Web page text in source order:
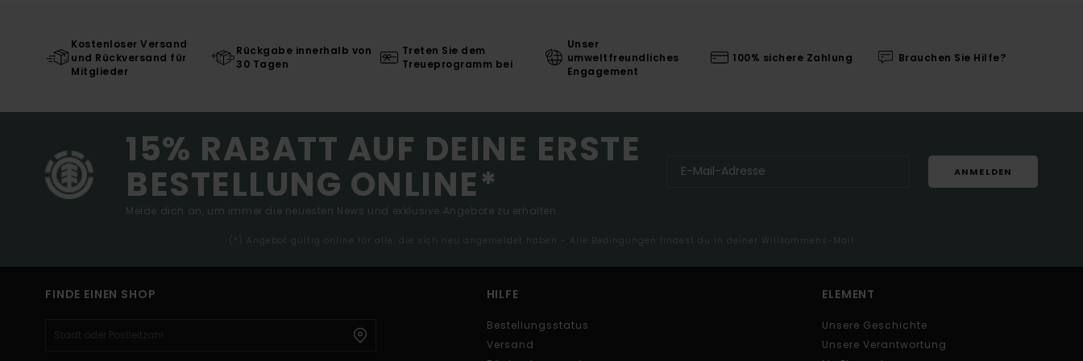
Kostenloser Versand
und Rückversand für
Mitglieder
Rückgabe innerhalb von
30 Tagen
Treten Sie dem
Treueprogramm bei
Unser
umweltfreundliches
Engagement
100% sichere Zahlung Brauchen Sie Hilfe?
15% RABATT AUF DEINE ERSTE
BESTELLUNG ONLINE*
Melde dich an, um immer die neuesten News und exklusive Angebote zu erhalten.
ANMELDEN
(*) Angebot gültig online für alle, die sich neu angemeldet haben - Alle Bedingungen findest du in deiner Willkommens-Mail
FINDE EINEN SHOP HILFE
Bestellungsstatus
Versand
ELEMENT
Unsere Geschichte
Unsere Verantwortung